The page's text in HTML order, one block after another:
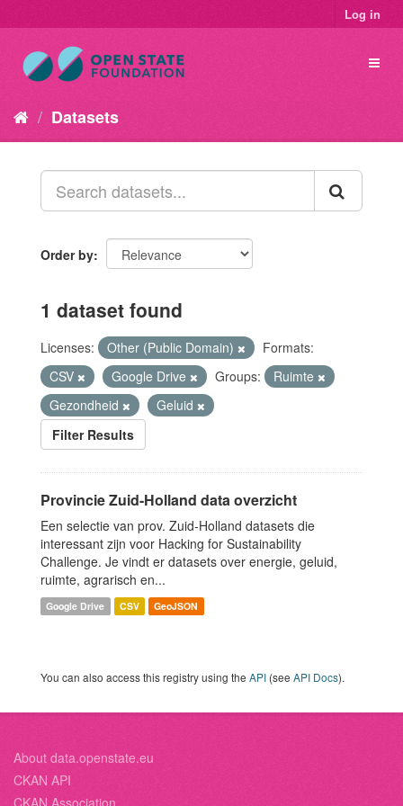
Log in
Datasets
Order by
1 dataset found
Licenses: Other (Public Domain)
Formats:
CSV
Google Drive Groups:
Ruimte
Gezondheid
Geluid
Filter Results
Provincie Zuid-Holland data overzicht
Een selectie van prov. Zuid-Holland datasets die
interessant zijn voor Hacking for Sustainability
Challenge. Je vindt er datasets over energie, geluid,
ruimte, agrarisch en...
Google Drive CSV GeoJSON
You can also access this registry using the API (see API Docs).
About data.openstate.eu
CKAN API
CKAN Association